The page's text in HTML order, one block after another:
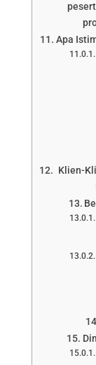
Apa
Klien-